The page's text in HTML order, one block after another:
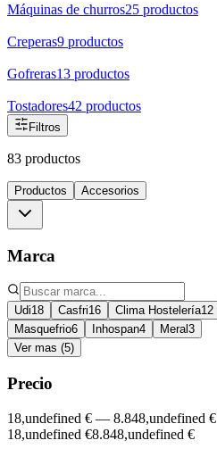
Máquinas de churros25 productos
Creperas9 productos
Gofreras13 productos
Tostadores42 productos
Filtros
83 productos
Productos Accesorios
Marca
Udi18 Casfri16 Clima Hostelería12
Masquefrio6 Inhospan4 Meral3
Ver mas (5)
Precio
18,undefined € — 8.848,undefined €
18,undefined €8.848,undefined €